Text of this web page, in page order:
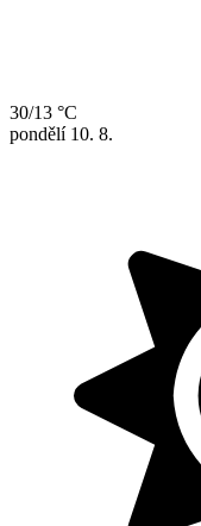
30/13 °C
pondělí 10. 8.